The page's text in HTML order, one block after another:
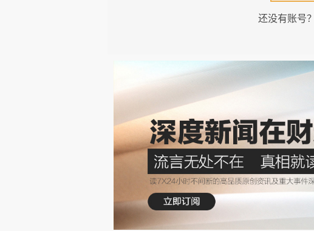
献。撰写《探索草药协同作用以促进人
同发挥作用的详细探讨，而本书旨在填
关注日益增加的背景下，人们越来越需
实用指导。本书旨在满足这一需求，通
解，帮助读者为自身的健康和福祉做出
与现代理解相结合的新鲜视角，使本书
健康方法的人不可或缺的资源。
还没有账号？